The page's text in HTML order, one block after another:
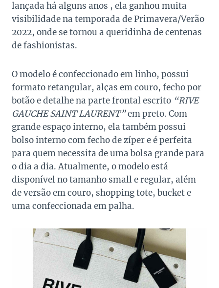
lançada há alguns anos , ela ganhou muita
visibilidade na temporada de Primavera/Verão
2022, onde se tornou a queridinha de centenas
de fashionistas.
O modelo é confeccionado em linho, possui
formato retangular, alças em couro, fecho por
botão e detalhe na parte frontal escrito “RIVE
GAUCHE SAINT LAURENT”em preto. Com
grande espaço interno, ela também possui
bolso interno com fecho de zíper e é perfeita
para quem necessita de uma bolsa grande para
o dia a dia. Atualmente, o modelo está
disponível no tamanho small e regular, além
de versão em couro, shopping tote, bucket e
uma confeccionada em palha.